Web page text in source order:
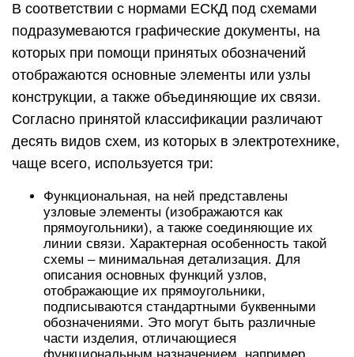
схемы – минимальная детализация. Для
описания основных функций узлов,
отображающие их прямоугольники,
подписываются стандартными буквенными
обозначениями. Это могут быть различные
части изделия, отличающиеся
функциональным назначением, например,
автоматический диммер с фотореле в качестве
датчика или обычный телевизор. Пример такой
схемы представлен ниже.
телевизионного приемника
Принципиальная. Данный вид графического
документа подробно отображает как
используемые в конструкции элементы, так и
их связи и контакты. Электрические параметры
некоторых элементов могут быть отображены,
непосредственно в документе, или
представлены отдельно в виде таблицы.